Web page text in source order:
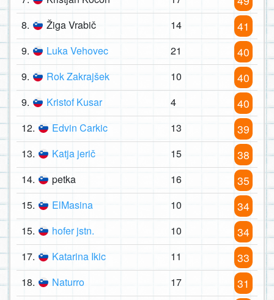
8. Žiga Vrabič 14 41
9. Luka Vehovec 21 40
9. Rok Zakrajšek 10 40
9. Kristof Kusar 4 40
12. Edvin Carkic 13 39
13. Katja jerič 15 38
14. petka 16 35
15. ElMasina 10 34
15. hofer jstn. 10 34
17. Katarina Ikic 11 33
18. Naturro 17 31